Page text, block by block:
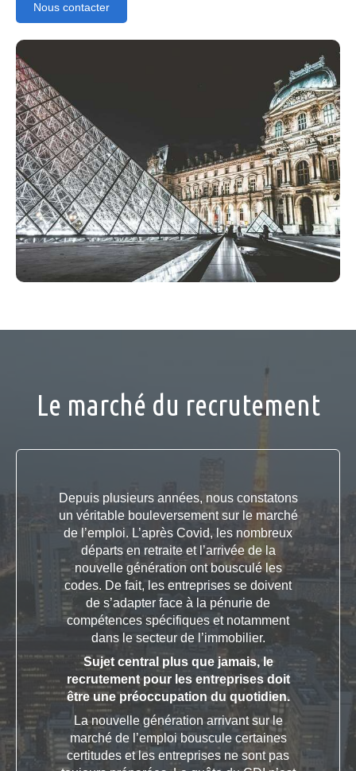
Nous contacter
Le marché du recrutement
Depuis plusieurs années, nous constatons
un véritable bouleversement sur le marché
de l’emploi. L’après Covid, les nombreux
départs en retraite et l’arrivée de la
nouvelle génération ont bousculé les
codes. De fait, les entreprises se doivent
de s’adapter face à la pénurie de
compétences spécifiques et notamment
dans le secteur de l’immobilier.
Sujet central plus que jamais, le
recrutement pour les entreprises doit
être une préoccupation du quotidien.
La nouvelle génération arrivant sur le
marché de l’emploi bouscule certaines
certitudes et les entreprises ne sont pas